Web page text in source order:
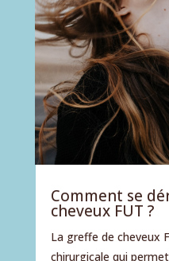
Comment se
cheveux FUT ?
La greffe de cheveux
chirurgicale qui